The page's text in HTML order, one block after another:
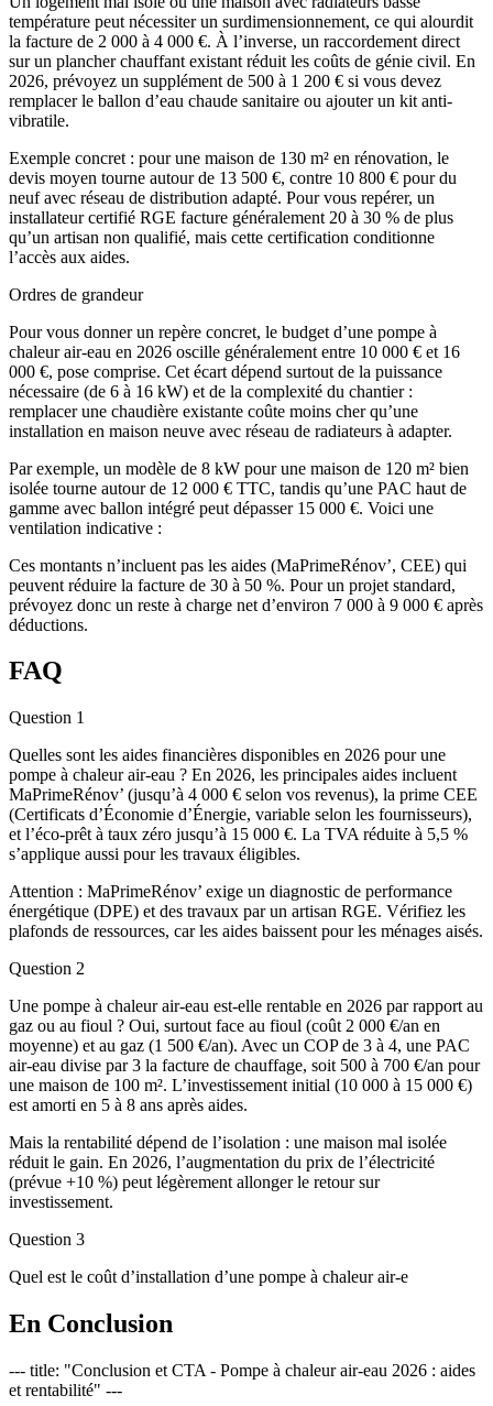
température peut nécessiter un surdimensionnement, ce qui alourdit
la facture de 2 000 à 4 000 €. À l’inverse, un raccordement direct
sur un plancher chauffant existant réduit les coûts de génie civil. En
2026, prévoyez un supplément de 500 à 1 200 € si vous devez
remplacer le ballon d’eau chaude sanitaire ou ajouter un kit anti-
vibratile.
Exemple concret : pour une maison de 130 m² en rénovation, le
devis moyen tourne autour de 13 500 €, contre 10 800 € pour du
neuf avec réseau de distribution adapté. Pour vous repérer, un
installateur certifié RGE facture généralement 20 à 30 % de plus
qu’un artisan non qualifié, mais cette certification conditionne
l’accès aux aides.
Ordres de grandeur
Pour vous donner un repère concret, le budget d’une pompe à
chaleur air-eau en 2026 oscille généralement entre 10 000 € et 16
000 €, pose comprise. Cet écart dépend surtout de la puissance
nécessaire (de 6 à 16 kW) et de la complexité du chantier :
remplacer une chaudière existante coûte moins cher qu’une
installation en maison neuve avec réseau de radiateurs à adapter.
Par exemple, un modèle de 8 kW pour une maison de 120 m² bien
isolée tourne autour de 12 000 € TTC, tandis qu’une PAC haut de
gamme avec ballon intégré peut dépasser 15 000 €. Voici une
ventilation indicative :
Ces montants n’incluent pas les aides (MaPrimeRénov’, CEE) qui
peuvent réduire la facture de 30 à 50 %. Pour un projet standard,
prévoyez donc un reste à charge net d’environ 7 000 à 9 000 € après
déductions.
FAQ
Question 1
Quelles sont les aides financières disponibles en 2026 pour une
pompe à chaleur air-eau ? En 2026, les principales aides incluent
MaPrimeRénov’ (jusqu’à 4 000 € selon vos revenus), la prime CEE
(Certificats d’Économie d’Énergie, variable selon les fournisseurs),
et l’éco-prêt à taux zéro jusqu’à 15 000 €. La TVA réduite à 5,5 %
s’applique aussi pour les travaux éligibles.
Attention : MaPrimeRénov’ exige un diagnostic de performance
énergétique (DPE) et des travaux par un artisan RGE. Vérifiez les
plafonds de ressources, car les aides baissent pour les ménages aisés.
Question 2
Une pompe à chaleur air-eau est-elle rentable en 2026 par rapport au
gaz ou au fioul ? Oui, surtout face au fioul (coût 2 000 €/an en
moyenne) et au gaz (1 500 €/an). Avec un COP de 3 à 4, une PAC
air-eau divise par 3 la facture de chauffage, soit 500 à 700 €/an pour
une maison de 100 m². L’investissement initial (10 000 à 15 000 €)
est amorti en 5 à 8 ans après aides.
Mais la rentabilité dépend de l’isolation : une maison mal isolée
réduit le gain. En 2026, l’augmentation du prix de l’électricité
(prévue +10 %) peut légèrement allonger le retour sur
investissement.
Question 3
Quel est le coût d’installation d’une pompe à chaleur air-e
En Conclusion
--- title: "Conclusion et CTA - Pompe à chaleur air-eau 2026 : aides
et rentabilité" ---